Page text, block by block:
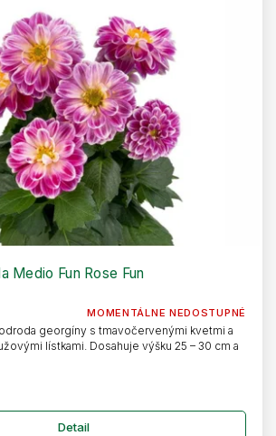
Medio Fun Rose Fun
MOMENTÁLNE NEDOSTUPNÉ
Detail
georgíny s tmavočervenými kvetmi a
lístkami. Dosahuje výšku 25 – 30 cm a